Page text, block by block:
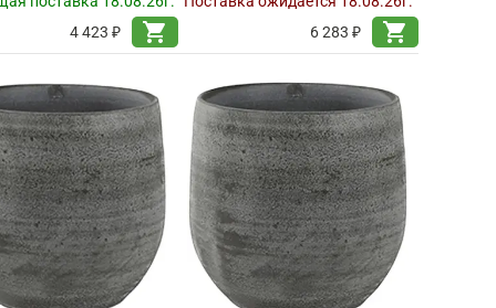
4 423 ₽
shopping_cart
6 283 ₽
shopping_cart